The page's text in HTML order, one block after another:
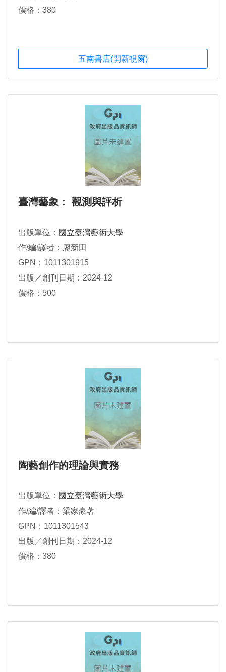
價格：380
五南書店(開新視窗)
臺灣藝象： 觀測與評析
出版單位： 國立臺灣藝術大學
作/編/譯者：廖新田
GPN：1011301915
出版／創刊日期：2024-12
價格：500
陶藝創作的理論與實務
出版單位： 國立臺灣藝術大學
作/編/譯者：梁家豪著
GPN：1011301543
出版／創刊日期：2024-12
價格：380